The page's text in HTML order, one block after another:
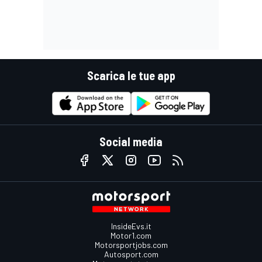
Scarica le tue app
Social media
InsideEvs.it
Motor1.com
Motorsportjobs.com
Autosport.com